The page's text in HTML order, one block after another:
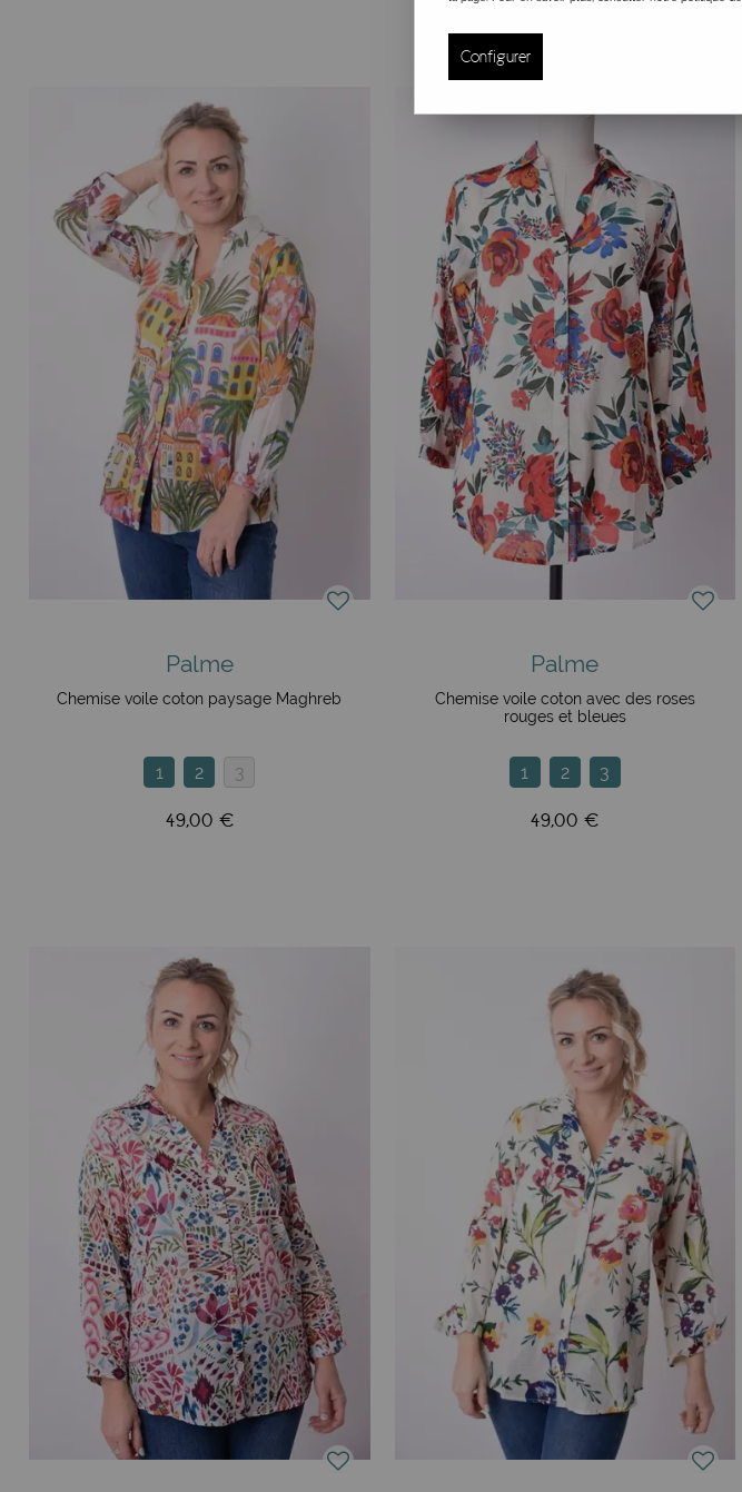
accessoires Palme reflètent la beauté, la spiritualité et l'authenticité de cette île
dans votre vie, avec des accessoires empreints de cette culture riche et fascinante.
La collection Palme Paris
Plongez dans l'univers Palme et laissez-vous séduire par notre sélection de paréos,
les occasions. Que ce soit pour une sortie à la plage, une balade en ville ou une
marque se distingue par ses couleurs vives et audacieuses, ses imprimés uniques et
Les chemises, robes et vêtements de plage
Laissez-vous emporter par le charme de nos caftans et kimonos de plage Palme
ensoleillées. Conçus avec des matières légères et agréables, nos caftans de plage
vous les portiez sur votre maillot de bain ou en tenue décontractée, ces chemises et
de haute qualité et coton bio, en choisissant les robes de plage de Palme Paris, vous
les paniers d'été
Les paniers d'été Palme, fabriqués par des artisans au savoir-faire unique et précieux,
Confectionnés avec soin, en utilisant des matériaux naturels et respectueux de
tailles et de designs, les paniers Palme Paris sont non seulement esthétiques, mais
personnelles avec élégance.
Les bijoux Palme Atoll
La marque Palme enrichit également son univers avec une collection de bijoux
majoritairement réalisées à la main, invitent à l'expression personnelle. La collection
styles et occasions.
Palme s'engage à offrir des produits de qualité tout en respectant les traditions et le
détails, en utilisant des matières premières de premier choix. Les collections de
et accessibles à toutes les femmes. Palme croit en l'importance de la mode durable.
incroyable sélection d'accessoires de mode Palme Paris, une marque qui saura vous
expérience d'achat unique, avec une livraison offerte dès 35€ pour la France, la
créations originales de Palme Paris.
Palme
Chemise voile coton paysage Maghreb
1 2 3
49,00 €
Palme
Chemise voile coton avec des roses
rouges et bleues
1 2 3
49,00 €
Configurer